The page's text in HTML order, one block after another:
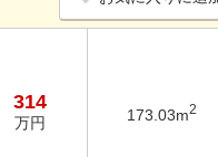
314
万円 173.03m2